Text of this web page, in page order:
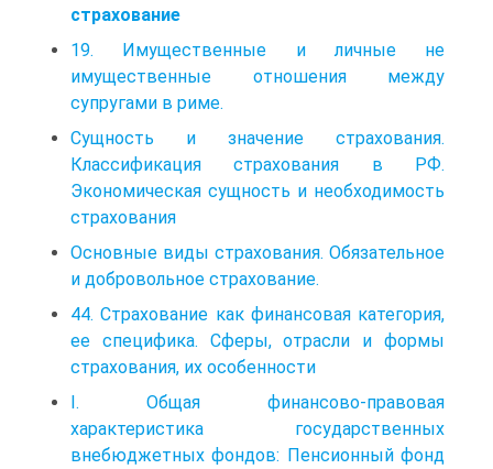
страхование
19. Имущественные и личные не
имущественные отношения между
супругами в риме.
Сущность и значение страхования.
Классификация страхования в РФ.
Экономическая сущность и необходимость
страхования
Основные виды страхования. Обязательное
и добровольное страхование.
44. Страхование как финансовая категория,
ее специфика. Сферы, отрасли и формы
страхования, их особенности
I. Общая финансово-правовая
характеристика государственных
внебюджетных фондов: Пенсионный фонд